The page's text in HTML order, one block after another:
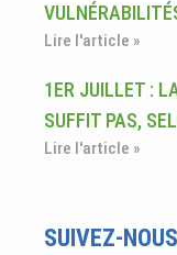
Lire l'article »
1ER JUILLET :
SUFFIT PAS,
Lire l'article »
SUIVEZ-NOUS